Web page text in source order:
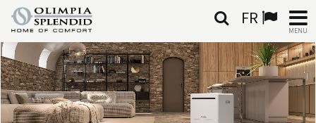
FR
MENU
FRANÇAIS
HOME